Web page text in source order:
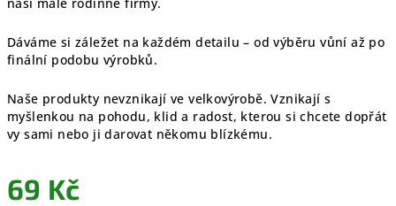
Dáváme si záležet na každém detailu – od výběru vůní až po
finální podobu výrobků.
Naše produkty nevznikají ve velkovýrobě. Vznikají s
myšlenkou na pohodu, klid a radost, kterou si chcete dopřát
vy sami nebo ji darovat někomu blízkému.
69 Kč